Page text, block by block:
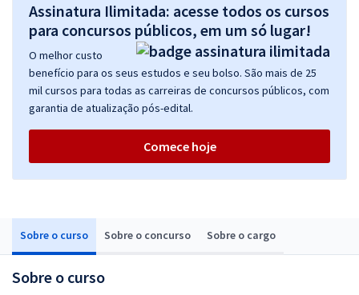
Sobre o curso Sobre o concurso Sobre o cargo
Sobre o curso
Assinatura Ilimitada: acesse todos os cursos
para concursos públicos, em um só lugar!
O melhor custo
benefício para os seus estudos e seu bolso. São mais de 25
mil cursos para todas as carreiras de concursos públicos, com
garantia de atualização pós-edital.
Comece hoje